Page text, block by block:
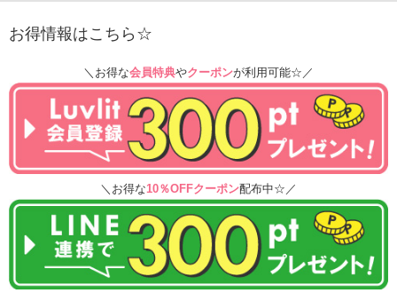
お得情報はこちら☆
＼お得な会員特典やクーポンが利用可能☆／
＼お得な10％OFFクーポン配布中☆／